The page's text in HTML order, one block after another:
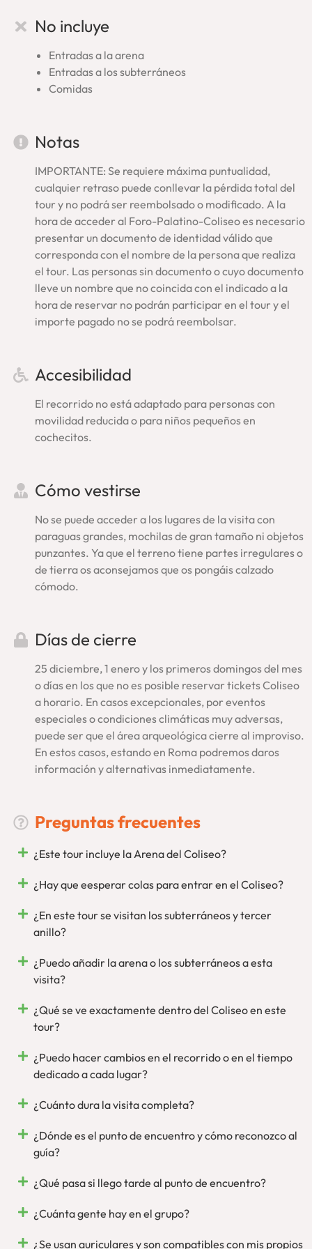
Palatino
centro de las instituciones de Roma. Luego, subiremos hasta
la colina delPalatinoque alojó los palacios imperiales y en
donde nació la ciudad. En estos lugares del corazón de la
Por último, visitaremos el
interiorcaminaremos al borde dela arena, no sobre la
parte reconstruida en madera, asomándonos para
contemplar los espacios subterráneos que estaban debajo
de ella. De esta forma, observaremos de cerca los
entramados que hacían posible los grandiosos y terribles
espectáculos.
Nuestro tour en el Coliseo Romano te hará revivir los ‘juegos’
que tenían lugar en esta maravilla del mundo antiguo: el
Anfiteatro Flavio.
Coliseo y Foro Romano:
Tras la reserva y pago recibirás inmediatamente la
confirmación del tour. A continuación, sin tener que esperar,
te enviaremos también el voucher con todos los detalles:
por favor, revisa tu carpeta de ‘correo no deseado’ o
visita guiada Coliseo Roma, una experiencia amena,
completa, especial.
Ahorra y enriquece tu
Visita Roma por completo
Vaticano y Coliseo . Podrás hacer ambas visitas en días
distintos para tu mayor comodidad. Se trata de una oferta
especialcon entradas incluidas en los Museos Vaticanos, el
Coliseo, el Foro Romano y el Palatino. Los tours se realizan,
además, en grupos reducidos y con una guía especializada
en español. Calidad sin intermediarios y cancelación
gratuita.
¡Quedamos En Roma! Un juego de palabras, sí, pero también
mucho abarca poco aprieta, queremos seguir
asistencia in situ para lo que necesites, respondiendo en
primera persona. Desde aquí, desde Roma, organizamos
nuestras visitas como tour operador inscrito en el registro
oficial del Parque Arqueológico
estupendos guías oficiales. Ponemos, por tanto, nuestro
rostro y voz para que disfrutes de Roma, en persona.
No incluye
Entradas a la arena
Entradas a los subterráneos
Comidas
Notas
IMPORTANTE: Se requiere máxima puntualidad,
cualquier retraso puede conllevar la pérdida total del
tour y no podrá ser reembolsado o modificado. A la
hora de acceder al Foro-Palatino-Coliseo es necesario
presentar un documento de identidad válido que
corresponda con el nombre de la persona que realiza
el tour. Las personas sin documento o cuyo documento
lleve un nombre que no coincida con el indicado a la
hora de reservar no podrán participar en el tour y el
importe pagado no se podrá reembolsar.
Accesibilidad
El recorrido no está adaptado para personas con
movilidad reducida o para niños pequeños en
cochecitos.
Cómo vestirse
No se puede acceder a los lugares de la visita con
paraguas grandes, mochilas de gran tamaño ni objetos
punzantes. Ya que el terreno tiene partes irregulares o
de tierra os aconsejamos que os pongáis calzado
cómodo.
Días de cierre
25 diciembre, 1 enero y los primeros domingos del mes
o días en los que no es posible reservar tickets Coliseo
a horario. En casos excepcionales, por eventos
especiales o condiciones climáticas muy adversas,
puede ser que el área arqueológica cierre al improviso.
En estos casos, estando en Roma podremos daros
información y alternativas inmediatamente.
Preguntas frecuentes
¿Este tour incluye la Arena del Coliseo?
¿Hay que eesperar colas para entrar en el Coliseo?
¿En este tour se visitan los subterráneos y tercer
anillo?
¿Puedo añadir la arena o los subterráneos a esta
visita?
¿Qué se ve exactamente dentro del Coliseo en este
tour?
¿Puedo hacer cambios en el recorrido o en el tiempo
dedicado a cada lugar?
¿Cuánto dura la visita completa?
¿Dónde es el punto de encuentro y cómo reconozco al
guía?
¿Qué pasa si llego tarde al punto de encuentro?
¿Cuánta gente hay en el grupo?
¿Se usan auriculares y son compatibles con mis propios